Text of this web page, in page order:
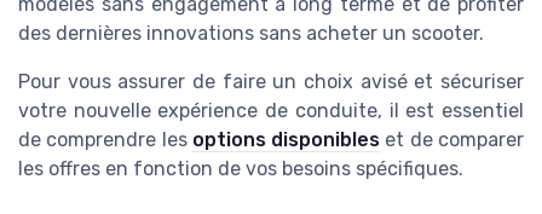
des dernières innovations sans acheter un scooter.
Pour vous assurer de faire un choix avisé et sécuriser
votre nouvelle expérience de conduite, il est essentiel
de comprendre les options disponibles et de comparer
les offres en fonction de vos besoins spécifiques.